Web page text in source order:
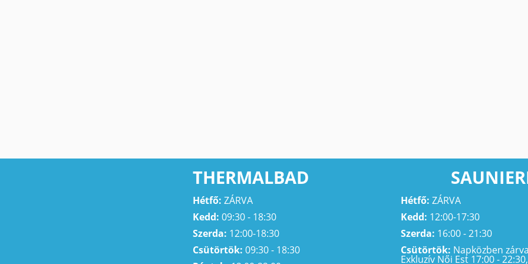
THERMALBAD
Hétfő: ZÁRVA
Kedd: 09:30 - 18:30
Szerda: 12:00-18:30
Csütörtök: 09:30 - 18:30
Hétfő: ZÁRVA
Kedd: 12:00-17:30
Szerda: 16:00 - 21:30
Csütörtök: Napközben
Exkluzív Női Est 17:00 -